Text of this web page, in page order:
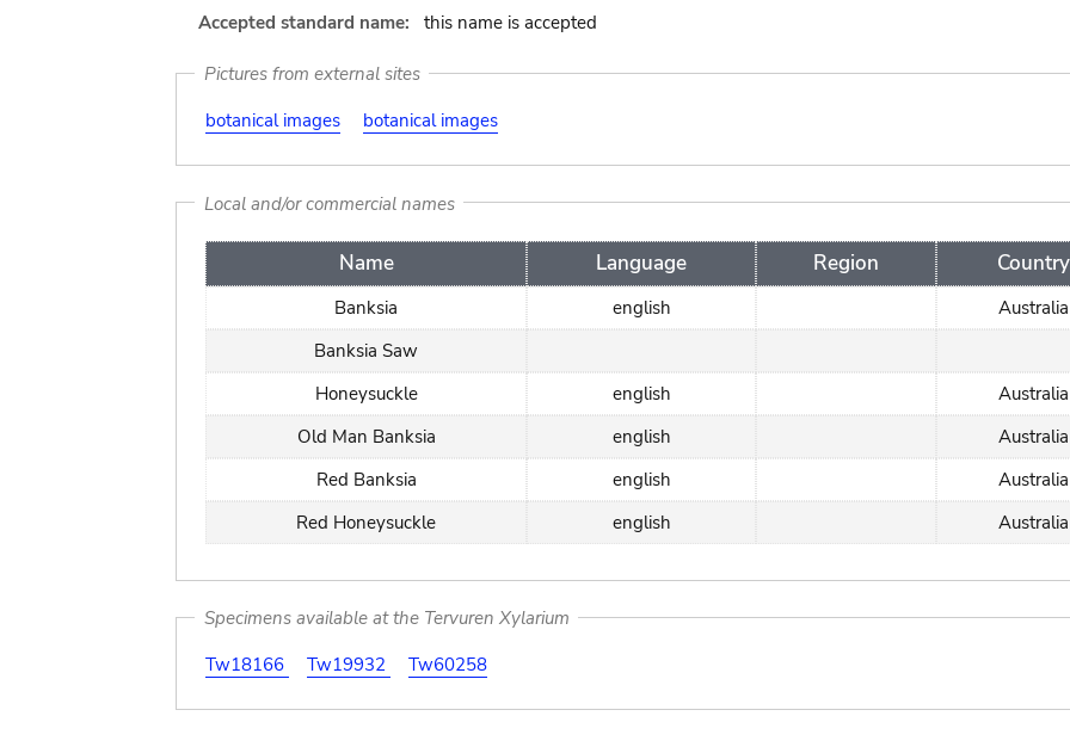
Accepted standard name:
this name is accepted
Pictures from external sites
botanical images
botanical images
Local and/or commercial names
Name Language Region Country
Banksia english Australia
Banksia Saw
Honeysuckle
english Australia
Old Man Banksia
english Australia
Red Banksia
english Australia
Red Honeysuckle
english Australia
Specimens available at the Tervuren Xylarium
Tw18166
Tw19932 Tw60258